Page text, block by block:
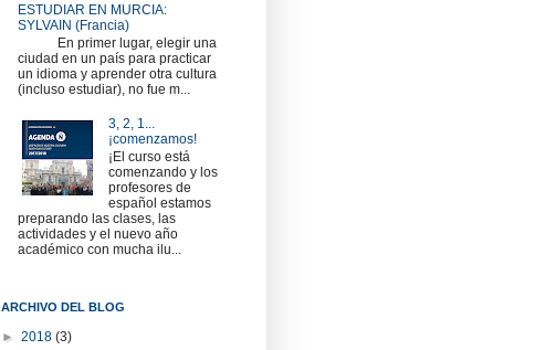
ESTUDIAR EN MURCIA:
SYLVAIN (Francia)
En primer lugar, elegir una
ciudad en un país para practicar
un idioma y aprender otra cultura
(incluso estudiar), no fue m...
3, 2, 1...
¡comenzamos!
¡El curso está
comenzando y los
profesores de
español estamos
preparando las clases, las
actividades y el nuevo año
académico con mucha ilu...
ARCHIVO DEL BLOG
► 2018 (3)